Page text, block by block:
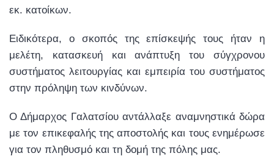
εκ. κατοίκων.
Ειδικότερα, ο σκοπός της επίσκεψής τους ήταν η
μελέτη, κατασκευή και ανάπτυξη του σύγχρονου
συστήματος λειτουργίας και εμπειρία του συστήματος
στην πρόληψη των κινδύνων.
Ο Δήμαρχος Γαλατσίου αντάλλαξε αναμνηστικά δώρα
με τον επικεφαλής της αποστολής και τους ενημέρωσε
για τον πληθυσμό και τη δομή της πόλης μας.